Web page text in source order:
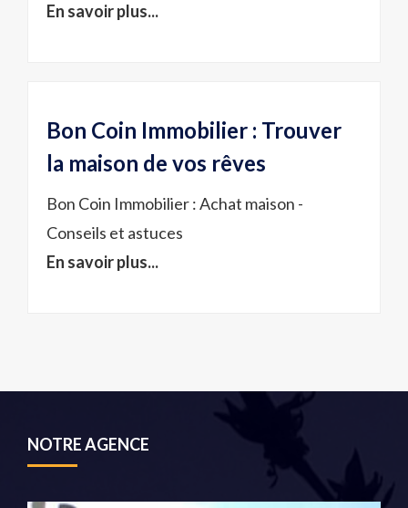
En savoir plus...
Bon Coin Immobilier : Trouver
la maison de vos rêves
Bon Coin Immobilier : Achat maison -
Conseils et astuces
En savoir plus...
NOTRE AGENCE